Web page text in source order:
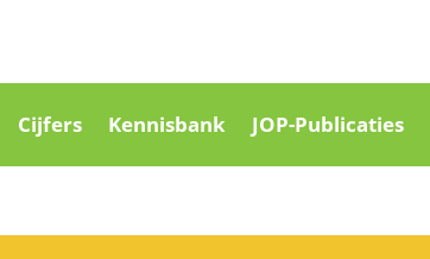
Cijfers Kennisbank JOP-Publicaties